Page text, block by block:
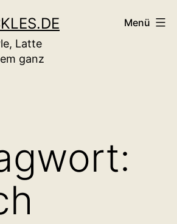
Latte
ganz
Menü